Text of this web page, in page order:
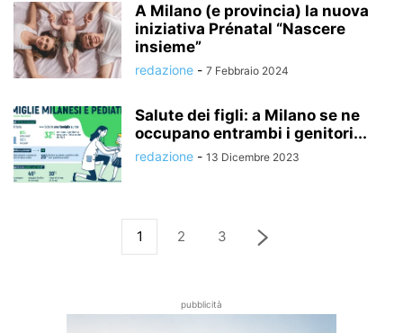
A Milano (e provincia) la nuova
iniziativa Prénatal “Nascere
insieme”
redazione - 7 Febbraio 2024
Salute dei figli: a Milano se ne
occupano entrambi i genitori...
redazione - 13 Dicembre 2023
1 2 3
pubblicità